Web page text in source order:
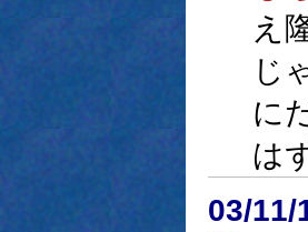
え
じ
に
は
03/11/